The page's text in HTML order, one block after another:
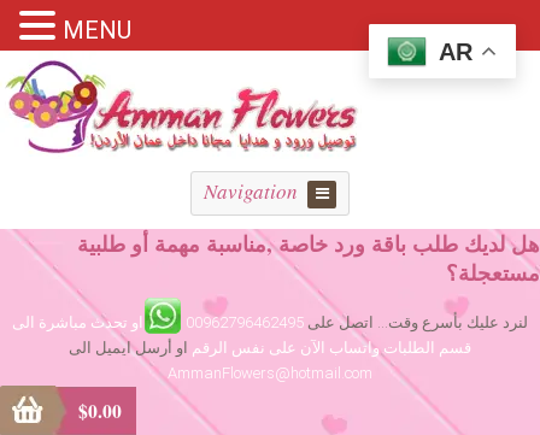
Navigation
هل لديك طلب باقة ورد خاصة ,مناسبة مهمة أو طلبية
مستعجلة؟
لنرد عليك بأسرع وقت... اتصل على 00962796462495
او تحدث مباشرة الى
قسم الطلبات واتساب الآن على نفس الرقم او أرسل ايميل الى
AmmanFlowers@hotmail.com
$0.00
AR
MENU